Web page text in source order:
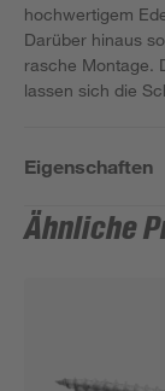
hochwertigem
Darüber hinaus
rasche Montage.
lassen sich die
Eigenschaften
Ähnliche